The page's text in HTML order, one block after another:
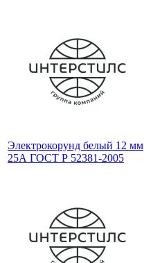
Электрокорунд белый 12 мм
25А ГОСТ Р 52381-2005